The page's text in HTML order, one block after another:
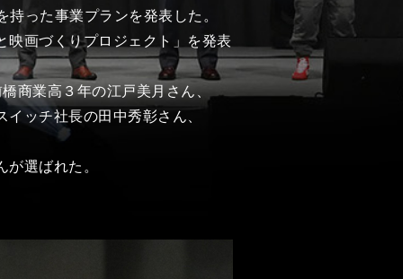
った事業プランを発表した。
映画づくりプロジェクト」を発表
商業高３年の江戸美月さん、
ッチ社長の田中秀彰さん、
選ばれた。